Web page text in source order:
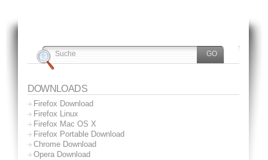
DOWNLOADS
Firefox Download
Firefox Linux
Firefox Mac OS X
Firefox Portable Download
Chrome Download
Opera Download